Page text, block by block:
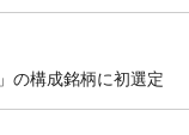
の構成銘柄に初選定